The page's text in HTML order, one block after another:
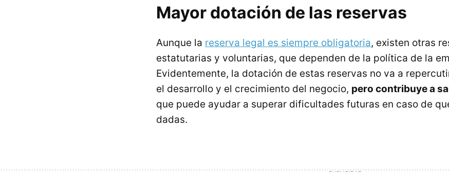
Mayor dotación de las reservas
Aunque la reserva legal es siempre obligatoria, existen otras
estatutarias y voluntarias, que dependen de la política de la
Evidentemente, la dotación de estas reservas no va a
el desarrollo y el crecimiento del negocio, pero contribuye a
que puede ayudar a superar dificultades futuras en caso de
dadas.